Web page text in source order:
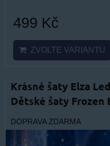
499 Kč
ZVOLTE VARIANTU
Krásné šaty Elza
Dětské šaty Frozen
DOPRAVA ZDARMA